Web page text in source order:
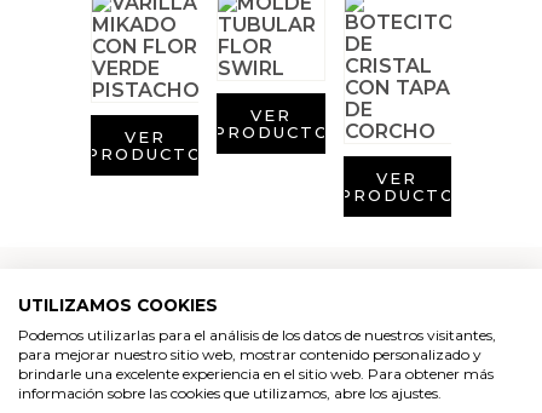
VER
PRODUCTO
VER
PRODUCTO
VER
PRODUCTO
Comprar esencia de pepino
Muy fresca y revitalizante, con toques herbales y
notas de aldehídos, esta es la carta de presentación
Aditivos para jabón y Cosmética
Productos químicos
Accesorios
Materiales para detalles hechos a mano
Huerto ecologico
UTILIZAMOS COOKIES
Podemos utilizarlas para el análisis de los datos de nuestros visitantes,
para mejorar nuestro sitio web, mostrar contenido personalizado y
brindarle una excelente experiencia en el sitio web. Para obtener más
información sobre las cookies que utilizamos, abre los ajustes.